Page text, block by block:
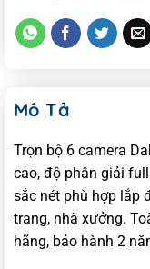
Mô Tả
Trọn bộ 6 camera
cao, độ phân giải
sắc nét phù hợp lắp
trang, nhà xưởng.
hãng, bảo hành 2